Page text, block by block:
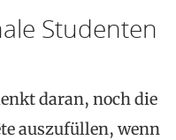
Studenten
daran, noch die
auszufüllen, wenn